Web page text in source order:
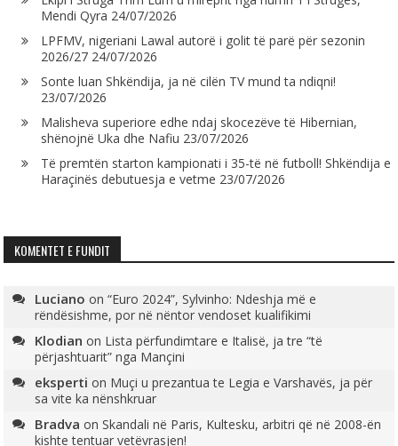
Mendi Qyra 24/07/2026
LPFMV, nigeriani Lawal autorë i golit të parë për sezonin
2026/27 24/07/2026
Sonte luan Shkëndija, ja në cilën TV mund ta ndiqni!
23/07/2026
Malisheva superiore edhe ndaj skocezëve të Hibernian,
shënojnë Uka dhe Nafiu 23/07/2026
Të premtën starton kampionati i 35-të në futboll! Shkëndija e
Haraçinës debutuesja e vetme 23/07/2026
KOMENTET E FUNDIT
Luciano on“Euro 2024”, Sylvinho: Ndeshja më e
rëndësishme, por në nëntor vendoset kualifikimi
Klodian on Lista përfundimtare e Italisë, ja tre “të
përjashtuarit” nga Mançini
eksperti on Muçi u prezantua te Legia e Varshavës, ja për
sa vite ka nënshkruar
Bradva onSkandali në Paris, Kultesku, arbitri që në 2008-ën
kishte tentuar vetëvrasjen!